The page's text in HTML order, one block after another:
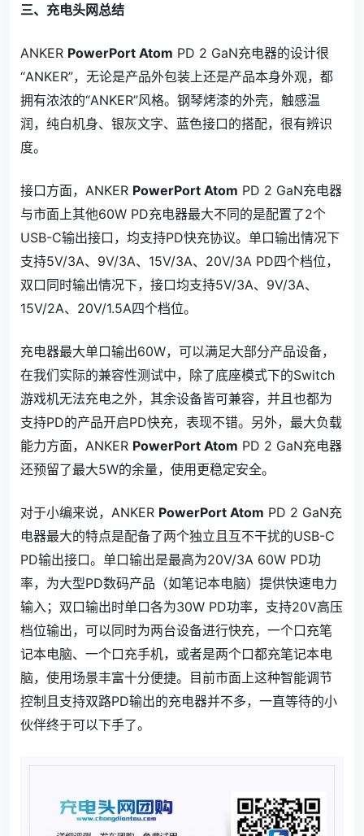
三、充电头网总结
ANKER PowerPort Atom PD 2 GaN充电器的设计很
“ANKER”，无论是产品外包装上还是产品本身外观，都
拥有浓浓的“ANKER”风格。钢琴烤漆的外壳，触感温
润，纯白机身、银灰文字、蓝色接口的搭配，很有辨识
度。
接口方面，ANKER PowerPort Atom PD 2 GaN充电器
与市面上其他60W PD充电器最大不同的是配置了2个
USB-C输出接口，均支持PD快充协议。单口输出情况下
支持5V/3A、9V/3A、15V/3A、20V/3A PD四个档位，
双口同时输出情况下，接口均支持5V/3A、9V/3A、
15V/2A、20V/1.5A四个档位。
充电器最大单口输出60W，可以满足大部分产品设备，
在我们实际的兼容性测试中，除了底座模式下的Switch
游戏机无法充电之外，其余设备皆可兼容，并且也都为
支持PD的产品开启PD快充，表现不错。另外，最大负载
能力方面，ANKER PowerPort Atom PD 2 GaN充电器
还预留了最大5W的余量，使用更稳定安全。
对于小编来说，ANKER PowerPort Atom PD 2 GaN充
电器最大的特点是配备了两个独立且互不干扰的USB-C
PD输出接口。单口输出是最高为20V/3A 60W PD功
率，为大型PD数码产品（如笔记本电脑）提供快速电力
输入；双口输出时单口各为30W PD功率，支持20V高压
档位输出，可以同时为两台设备进行快充，一个口充笔
记本电脑、一个口充手机，或者是两个口都充笔记本电
脑，使用场景丰富十分便捷。目前市面上这种智能调节
控制且支持双路PD输出的充电器并不多，一直等待的小
伙伴终于可以下手了。